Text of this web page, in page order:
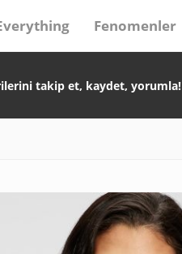
Fenomenler
takip et, kaydet, yorumla!